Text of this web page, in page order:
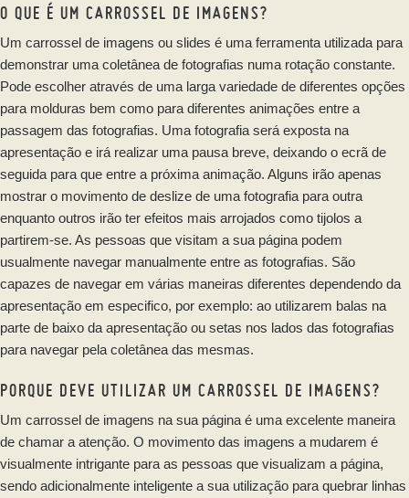
O QUE É UM CARROSSEL DE IMAGENS?
Um carrossel de imagens ou slides é uma ferramenta utilizada para
demonstrar uma coletânea de fotografias numa rotação constante.
Pode escolher através de uma larga variedade de diferentes opções
para molduras bem como para diferentes animações entre a
passagem das fotografias. Uma fotografia será exposta na
apresentação e irá realizar uma pausa breve, deixando o ecrã de
seguida para que entre a próxima animação. Alguns irão apenas
mostrar o movimento de deslize de uma fotografia para outra
enquanto outros irão ter efeitos mais arrojados como tijolos a
partirem-se. As pessoas que visitam a sua página podem
usualmente navegar manualmente entre as fotografias. São
capazes de navegar em várias maneiras diferentes dependendo da
apresentação em especifico, por exemplo: ao utilizarem balas na
parte de baixo da apresentação ou setas nos lados das fotografias
para navegar pela coletânea das mesmas.
PORQUE DEVE UTILIZAR UM CARROSSEL DE IMAGENS?
Um carrossel de imagens na sua página é uma excelente maneira
de chamar a atenção. O movimento das imagens a mudarem é
visualmente intrigante para as pessoas que visualizam a página,
sendo adicionalmente inteligente a sua utilização para quebrar linhas